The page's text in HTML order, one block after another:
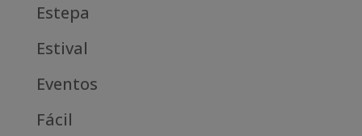
Estepa
Estival
Eventos
Fácil